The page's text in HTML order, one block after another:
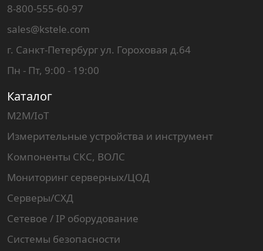
Каталог
M2M/IoT
Измерительные устройства и инструмент
Компоненты СКС, ВОЛС
Мониторинг серверных/ЦОД
Серверы/СХД
Сетевое / IP оборудование
Системы безопасности
8-800-555-60-97
sales@kstele.com
г. Санкт-Петербург ул. Гороховая д.64
Пн - Пт, 9:00 - 19:00